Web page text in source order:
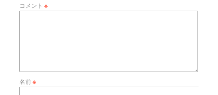
コメント ※
名前※